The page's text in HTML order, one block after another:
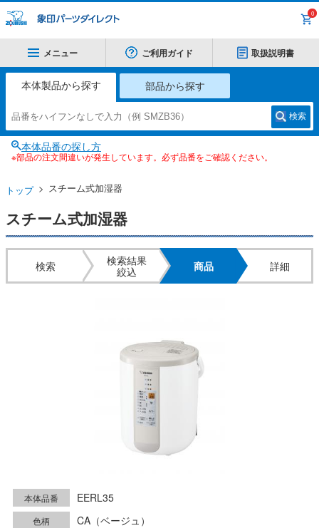
0
メニュー ご利用ガイド 取扱説明書
本体製品から探す 部品から探す
検索
本体品番の探し方
※部品の注文間違いが発生しています。必ず品番をご確認ください。
トップ スチーム式加湿器
スチーム式加湿器
検索
検索結果
絞込
商品 詳細
本体品番 EERL35
色柄 CA（ベージュ）